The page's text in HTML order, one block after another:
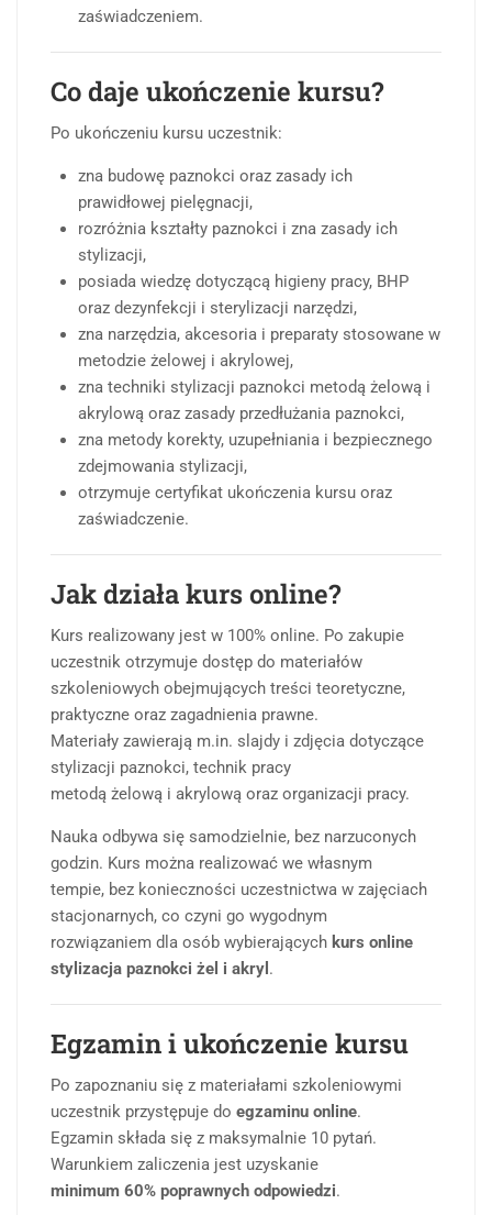
zaświadczeniem.
Co daje ukończenie kursu?
Po ukończeniu kursu uczestnik:
zna budowę paznokci oraz zasady ich
prawidłowej pielęgnacji,
rozróżnia kształty paznokci i zna zasady ich
stylizacji,
posiada wiedzę dotyczącą higieny pracy, BHP
oraz dezynfekcji i sterylizacji narzędzi,
zna narzędzia, akcesoria i preparaty stosowane w
metodzie żelowej i akrylowej,
zna techniki stylizacji paznokci metodą żelową i
akrylową oraz zasady przedłużania paznokci,
zna metody korekty, uzupełniania i bezpiecznego
zdejmowania stylizacji,
otrzymuje certyfikat ukończenia kursu oraz
zaświadczenie.
Jak działa kurs online?
Kurs realizowany jest w 100% online. Po zakupie
uczestnik otrzymuje dostęp do materiałów
szkoleniowych obejmujących treści teoretyczne,
praktyczne oraz zagadnienia prawne.
Materiały zawierają m.in. slajdy i zdjęcia dotyczące
stylizacji paznokci, technik pracy
metodą żelową i akrylową oraz organizacji pracy.
Nauka odbywa się samodzielnie, bez narzuconych
godzin. Kurs można realizować we własnym
tempie, bez konieczności uczestnictwa w zajęciach
stacjonarnych, co czyni go wygodnym
rozwiązaniem dla osób wybierających kurs online
stylizacja paznokci żel i akryl .
Egzamin i ukończenie kursu
Po zapoznaniu się z materiałami szkoleniowymi
uczestnik przystępuje do egzaminu online.
Egzamin składa się z maksymalnie 10 pytań.
Warunkiem zaliczenia jest uzyskanie
minimum 60% poprawnych odpowiedzi.